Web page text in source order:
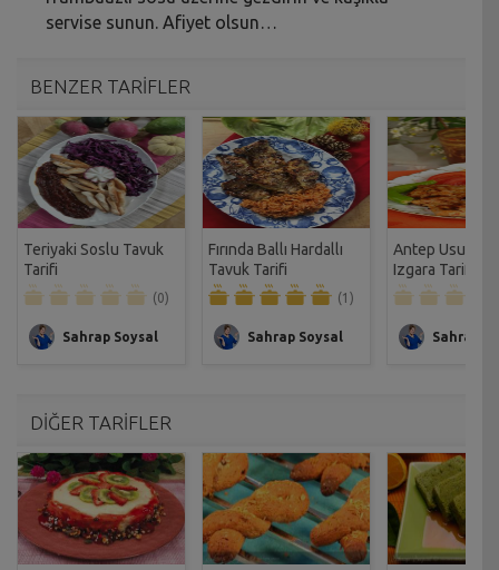
servise sunun. Afiyet olsun…
BENZER TARİFLER
Teriyaki Soslu Tavuk
Tarifi
(0)
Sahrap Soysal
Fırında Ballı Hardallı
Tavuk Tarifi
(1)
Sahrap Soysal
Antep Usulü
Izgara Tarifi
Sahrap
DİĞER TARİFLER